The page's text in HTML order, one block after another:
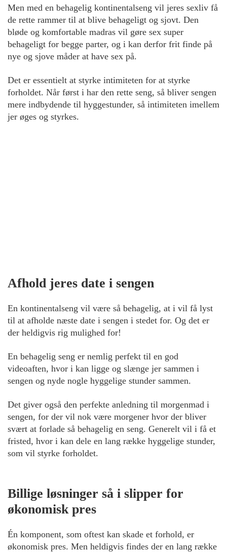
Men med en behagelig kontinentalseng vil jeres sexliv få
de rette rammer til at blive behageligt og sjovt. Den
bløde og komfortable madras vil gøre sex super
behageligt for begge parter, og i kan derfor frit finde på
nye og sjove måder at have sex på.
Det er essentielt at styrke intimiteten for at styrke
forholdet. Når først i har den rette seng, så bliver sengen
mere indbydende til hyggestunder, så intimiteten imellem
jer øges og styrkes.
Afhold jeres date i sengen
En kontinentalseng vil være så behagelig, at i vil få lyst
til at afholde næste date i sengen i stedet for. Og det er
der heldigvis rig mulighed for!
En behagelig seng er nemlig perfekt til en god
videoaften, hvor i kan ligge og slænge jer sammen i
sengen og nyde nogle hyggelige stunder sammen.
Det giver også den perfekte anledning til morgenmad i
sengen, for der vil nok være morgener hvor der bliver
svært at forlade så behagelig en seng. Generelt vil i få et
fristed, hvor i kan dele en lang række hyggelige stunder,
som vil styrke forholdet.
Billige løsninger så i slipper for
økonomisk pres
Én komponent, som oftest kan skade et forhold, er
økonomisk pres. Men heldigvis findes der en lang række